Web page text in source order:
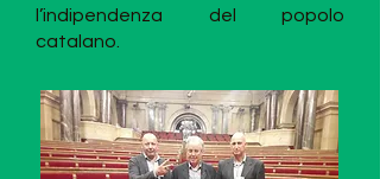
l’indipendenza del popolo
catalano.